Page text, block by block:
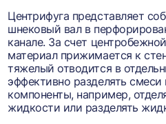
Центрифуга представляет
шнековый вал в
канале. За счет
материал прижимается к
тяжелый отводится в
эффективно разделять
компоненты, например,
жидкости или разделять